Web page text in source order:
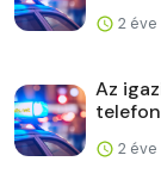
2
Az
2